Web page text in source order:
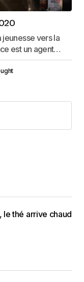
jeunesse vers la
est un agent…
le thé arrive chaud